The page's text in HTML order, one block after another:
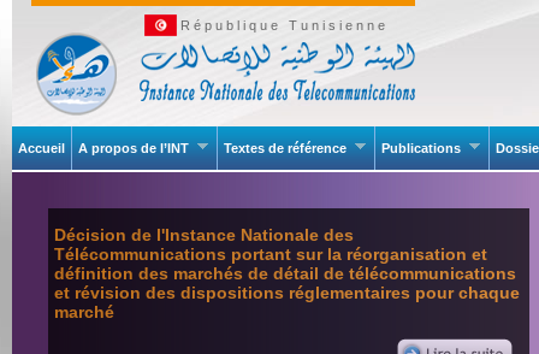
République Tunisienne
Accueil A propos de l’INT Textes de référence Publications
Décision de l'Instance Nationale des
Télécommunications portant sur la réorganisation et
définition des marchés de détail de télécommunications
et révision des dispositions réglementaires pour chaque
marché